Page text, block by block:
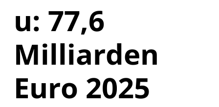
u: 77,6
Milliarden
Euro 2025